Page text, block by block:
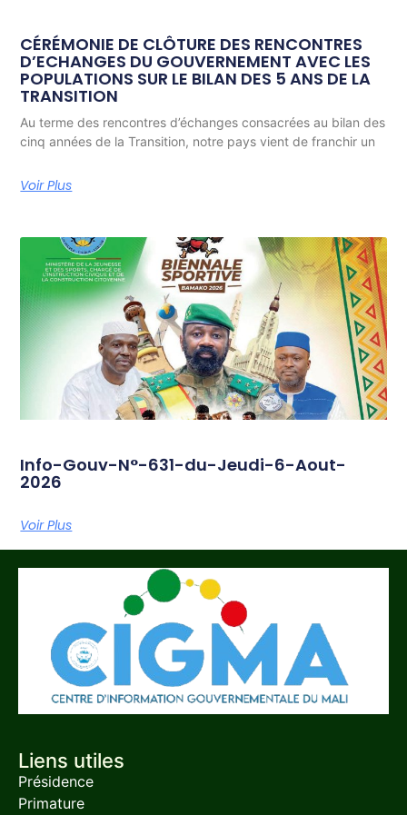
CÉRÉMONIE DE CLÔTURE DES RENCONTRES
D’ECHANGES DU GOUVERNEMENT AVEC LES
POPULATIONS SUR LE BILAN DES 5 ANS DE LA
TRANSITION
Au terme des rencontres d’échanges consacrées au bilan des
cinq années de la Transition, notre pays vient de franchir un
Voir Plus
Info-Gouv-N°-631-du-Jeudi-6-Aout-
2026
Voir Plus
Liens utiles
Présidence
Primature